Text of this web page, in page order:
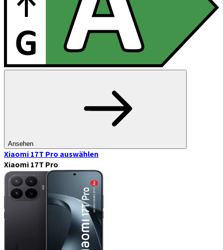
Ansehen
Xiaomi 17T Pro auswählen
Xiaomi 17T Pro